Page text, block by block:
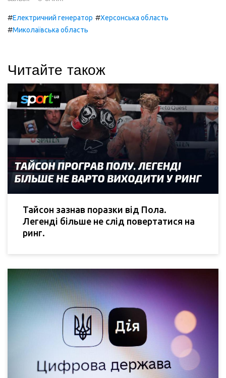
#Електричний генератор #Херсонська область
#Миколаївська область
Читайте також
Тайсон зазнав поразки від Пола.
Легенді більше не слід повертатися на
ринг.